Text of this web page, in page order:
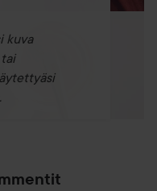
kuva